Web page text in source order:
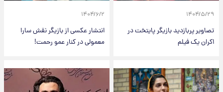
۱۴۰۴/۵/۲۹
تصاویر پربازدید بازیگر پایتخت در
اکران یک فیلم
۱۴۰۴/۶/۲
انتشار عکسی از بازیگر نقش سارا
معمولی در کنار عمو رحمت!